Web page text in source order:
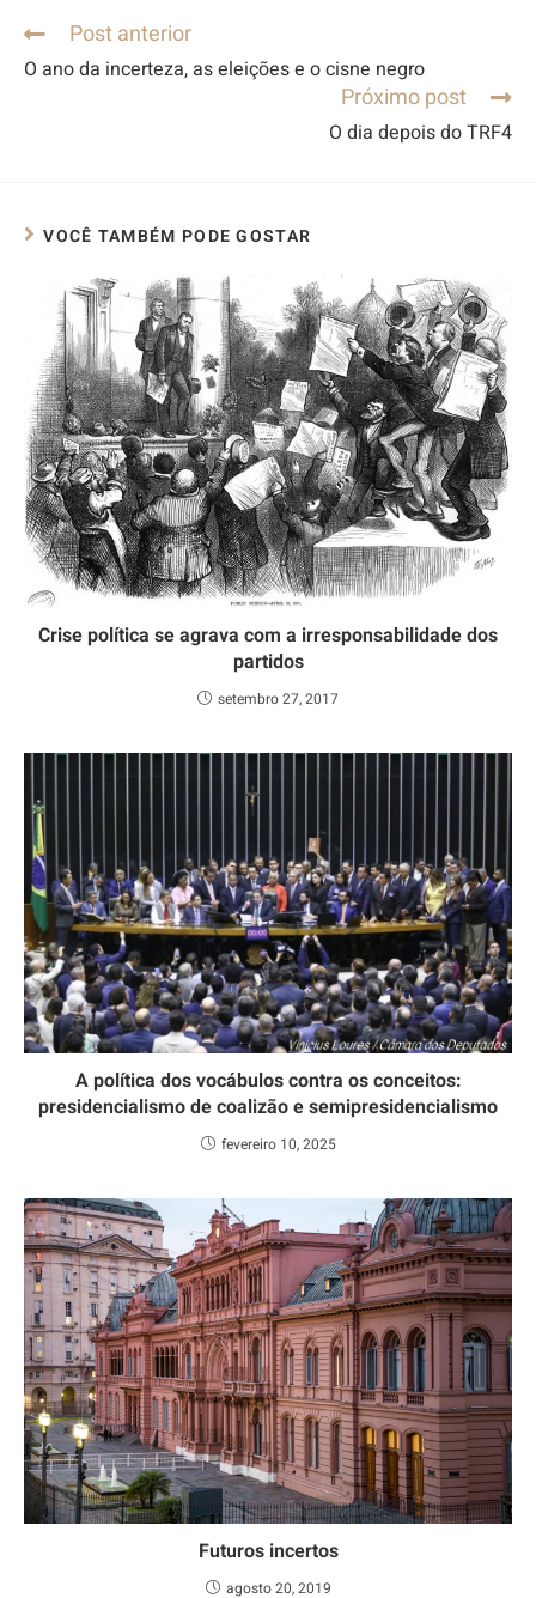
Post anterior
O ano da incerteza, as eleições e o cisne negro
Próximo post
O dia depois do TRF4
VOCÊ TAMBÉM PODE GOSTAR
Crise política se agrava com a irresponsabilidade dos
partidos
setembro 27, 2017
A política dos vocábulos contra os conceitos:
presidencialismo de coalizão e semipresidencialismo
fevereiro 10, 2025
Futuros incertos
agosto 20, 2019